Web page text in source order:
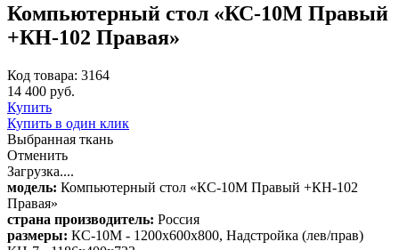
Компьютерный стол «КС-10М Правый
+КН-102 Правая»
Код товара: 3164
14 400 руб.
Купить
Купить в один клик
Выбранная ткань
Отменить
Загрузка....
модель: Компьютерный стол «КС-10М Правый +КН-102
Правая»
страна производитель: Россия
размеры: КС-10М - 1200х600x800, Надстройка (лев/прав)